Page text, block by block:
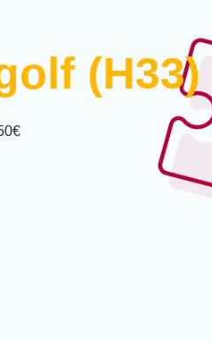
(H33)